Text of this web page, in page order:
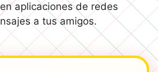
en aplicaciones de redes
a tus amigos.